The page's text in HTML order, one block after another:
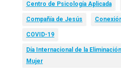
Centro de Psicología Aplicada
Compañía de Jesús
COVID-19
Día Internacional de la
Mujer